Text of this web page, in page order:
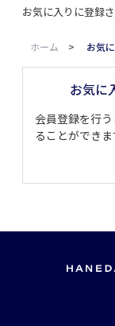
お気に入りに登録
ホーム > お気
お気に
会員登録を行
ることができま